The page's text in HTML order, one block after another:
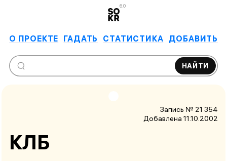
6.0
О ПРОЕКТЕ ГАДАТЬ СТАТИСТИКА ДОБАВИТЬ
НАЙТИ
Запись № 21 354
Добавлена 11.10.2002
КЛБ